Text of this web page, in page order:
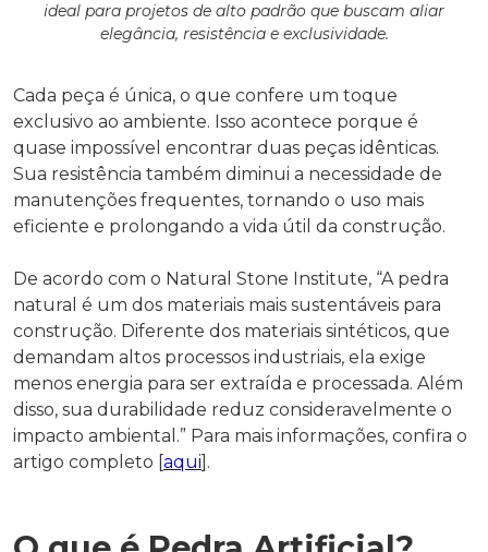
ideal para projetos de alto padrão que buscam aliar
elegância, resistência e exclusividade.
Cada peça é única, o que confere um toque
exclusivo ao ambiente. Isso acontece porque é
quase impossível encontrar duas peças idênticas.
Sua resistência também diminui a necessidade de
manutenções frequentes, tornando o uso mais
eficiente e prolongando a vida útil da construção.
De acordo com o Natural Stone Institute, “A pedra
natural é um dos materiais mais sustentáveis para
construção. Diferente dos materiais sintéticos, que
demandam altos processos industriais, ela exige
menos energia para ser extraída e processada. Além
disso, sua durabilidade reduz consideravelmente o
impacto ambiental.” Para mais informações, confira o
artigo completo [ aqui ].